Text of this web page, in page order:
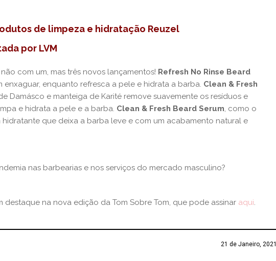
de limpeza e hidratação Reuzel
por LVM
com um, mas três novos lançamentos! Refresh No Rinse Beard
enxaguar, enquanto refresca a pele e hidrata a barba. Clean & Fresh
Damásco e manteiga de Karité remove suavemente os resíduos e
e hidrata a pele e a barba. Clean & Fresh Beard Serum, como o
hidratante que deixa a barba leve e com um acabamento natural e
nas barbearias e nos serviços do mercado masculino?
destaque na nova edição da Tom Sobre Tom, que pode assinar aqui.
21 de Janeiro, 2021